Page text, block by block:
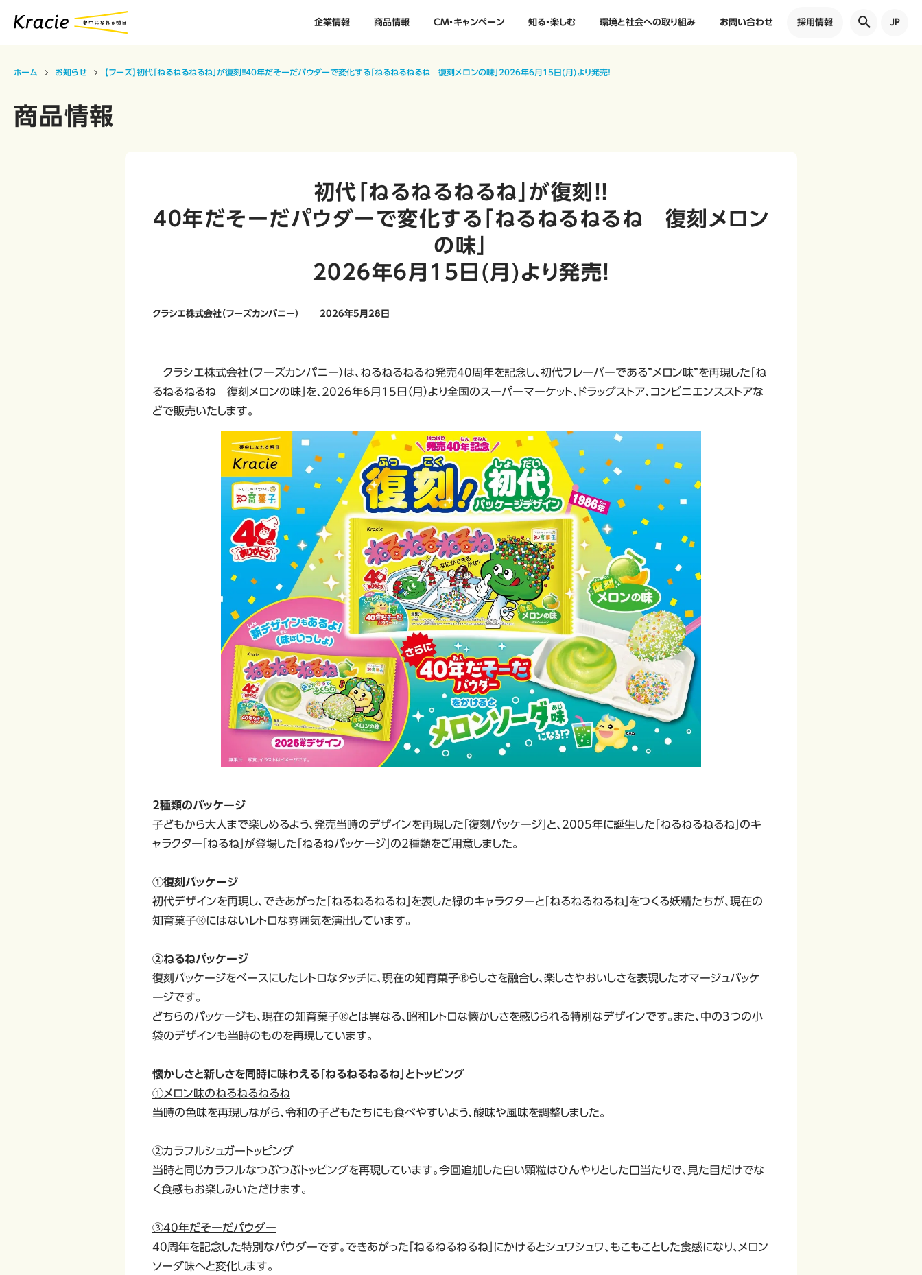
企業情報 商品情報 CM・キャンペーン 知る・楽しむ 環境と社会への取り組み お問い合わせ 採用情報 JP
ホーム お知らせ 【フーズ】初代「ねるねるねるね」が復刻！！40年だそーだパウダーで変化する「ねるねるねるね 復刻メロンの味」2026年6月15日(月)より発売！
商品情報
初代「ねるねるねるね」が復刻！！
40年だそーだパウダーで変化する「ねるねるねるね 復刻メロン
の味」
2026年6月15日(月)より発売！
クラシエ株式会社（フーズカンパニー） 2026年5月28日
クラシエ株式会社（フーズカンパニー）は、ねるねるねるね発売40周年を記念し、初代フレーバーである”メロン味”を再現した「ね
るねるねるね 復刻メロンの味」を、2026年6月15日（月）より全国のスーパーマーケット、ドラッグストア、コンビニエンスストアな
どで販売いたします。
2種類のパッケージ
子どもから大人まで楽しめるよう、発売当時のデザインを再現した「復刻パッケージ」と、2005年に誕生した「ねるねるねるね」のキ
ャラクター「ねるね」が登場した「ねるねパッケージ」の2種類をご用意しました。
①復刻パッケージ
初代デザインを再現し、できあがった「ねるねるねるね」を表した緑のキャラクターと「ねるねるねるね」をつくる妖精たちが、現在の
知育菓子®にはないレトロな雰囲気を演出しています。
②ねるねパッケージ
復刻パッケージをベースにしたレトロなタッチに、現在の知育菓子®らしさを融合し、楽しさやおいしさを表現したオマージュパッケ
ージです。
どちらのパッケージも、現在の知育菓子®とは異なる、昭和レトロな懐かしさを感じられる特別なデザインです。また、中の3つの小
袋のデザインも当時のものを再現しています。
懐かしさと新しさを同時に味わえる「ねるねるねるね」とトッピング
①メロン味のねるねるねるね
当時の色味を再現しながら、令和の子どもたちにも食べやすいよう、酸味や風味を調整しました。
②カラフルシュガートッピング
当時と同じカラフルなつぶつぶトッピングを再現しています。今回追加した白い顆粒はひんやりとした口当たりで、見た目だけでな
く食感もお楽しみいただけます。
③40年だそーだパウダー
40周年を記念した特別なパウダーです。できあがった「ねるねるねるね」にかけるとシュワシュワ、もこもことした食感になり、メロン
ソーダ味へと変化します。